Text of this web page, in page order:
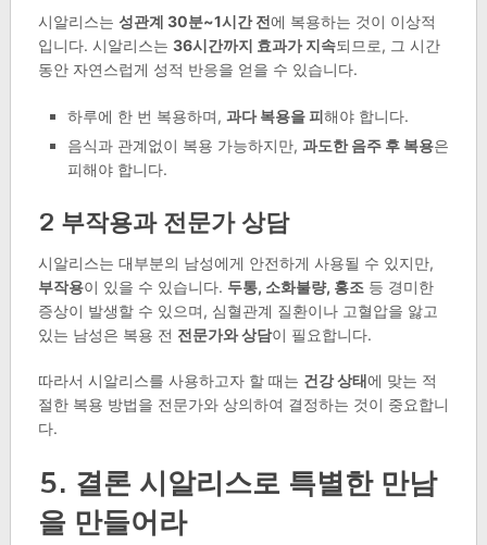
시알리스는 성관계 30분~1시간 전에 복용하는 것이 이상적
입니다. 시알리스는 36시간까지 효과가 지속되므로, 그 시간
동안 자연스럽게 성적 반응을 얻을 수 있습니다.
하루에 한 번 복용하며, 과다 복용을 피해야 합니다.
음식과 관계없이 복용 가능하지만, 과도한 음주 후 복용은
피해야 합니다.
2 부작용과 전문가 상담
시알리스는 대부분의 남성에게 안전하게 사용될 수 있지만,
부작용이 있을 수 있습니다. 두통, 소화불량, 홍조 등 경미한
증상이 발생할 수 있으며, 심혈관계 질환이나 고혈압을 앓고
있는 남성은 복용 전 전문가와 상담이 필요합니다.
따라서 시알리스를 사용하고자 할 때는 건강 상태에 맞는 적
절한 복용 방법을 전문가와 상의하여 결정하는 것이 중요합니
다.
5. 결론 시알리스로 특별한 만남
을 만들어라